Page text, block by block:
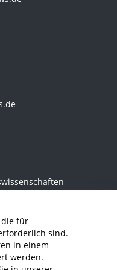
die für
sind.
in einem
werden.